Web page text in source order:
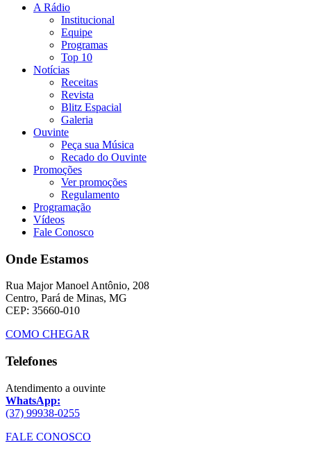
A Rádio
Institucional
Equipe
Programas
Top 10
Notícias
Receitas
Revista
Blitz Espacial
Galeria
Ouvinte
Peça sua Música
Recado do Ouvinte
Promoções
Ver promoções
Regulamento
Programação
Vídeos
Fale Conosco
Onde Estamos
Rua Major Manoel Antônio, 208
Centro, Pará de Minas, MG
CEP: 35660-010
COMO CHEGAR
Telefones
Atendimento a ouvinte
WhatsApp:
(37) 99938-0255
FALE CONOSCO